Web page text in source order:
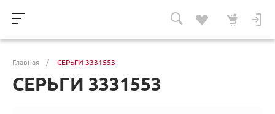
Главная / СЕРЬГИ 3331553
СЕРЬГИ 3331553